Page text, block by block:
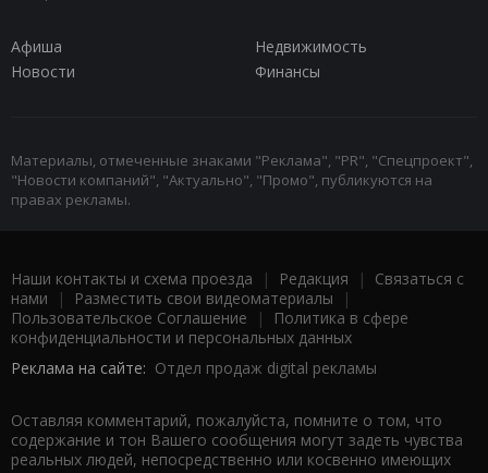
Афиша
Недвижимость
Новости
Финансы
Материалы, отмеченные знаками "Реклама", "PR", "Спецпроект",
"Новости компаний", "Актуально", "Промо", публикуются на
правах рекламы.
Наши контакты и схема проезда | Редакция | Связаться с
нами | Разместить свои видеоматериалы |
Пользовательское Соглашение |
Политика в сфере
конфиденциальности и персональных данных
Реклама на сайте: Отдел продаж digital рекламы
Оставляя комментарий, пожалуйста, помните о том, что
содержание и тон Вашего сообщения могут задеть чувства
реальных людей, непосредственно или косвенно имеющих